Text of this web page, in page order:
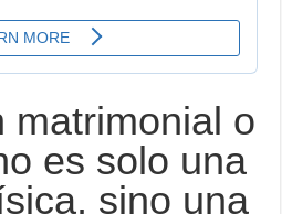
matrimonial o
es solo una
sino una